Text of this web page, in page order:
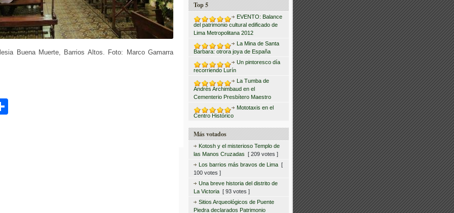
Buena Muerte, Barrios Altos. Foto: Marco Gamarra
Top 5
EVENTO: Balance
del patrimonio cultural edificado de
Lima Metropolitana 2012
La Mina de Santa
Barbara: otrora joya de España
Un pintoresco día
recorriendo Lurín
La Tumba de
Andrés Archimbaud en el
Cementerio Presbítero Maestro
Mototaxis en el
Centro Histórico
Más votados
Kotosh y el misterioso Templo de
las Manos Cruzadas [ 209 votes ]
Los barrios más bravos de Lima [
100 votes ]
Una breve historia del distrito de
La Victoria [ 93 votes ]
Sitios Arqueológicos de Puente
Piedra declarados Patrimonio